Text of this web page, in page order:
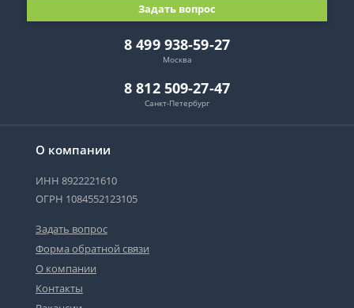
О компании
ИНН 8922221610
ОГРН 1084552123105
Задать вопрос
Форма обратной связи
О компании
Контакты
8 499 938-59-27
Москва
8 812 509-27-47
Санкт-Петербург
Задать вопрос